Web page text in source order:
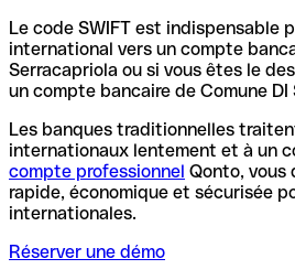
Le code SWIFT est indispensable
international vers un compte
Serracapriola ou si vous êtes le
un compte bancaire de Comune
Les banques traditionnelles
internationaux lentement et à un
compte professionnel Qonto, vous
rapide, économique et sécurisée
internationales.
Réserver une démo